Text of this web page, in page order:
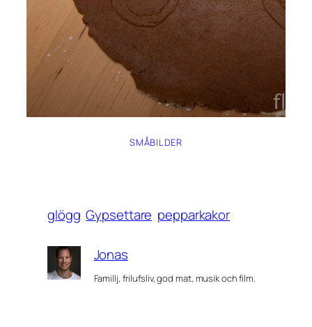
SMÅBILDER
glögg Gypsettare pepparkakor
Jonas
Famillj, frilufsliv, god mat, musik och film.